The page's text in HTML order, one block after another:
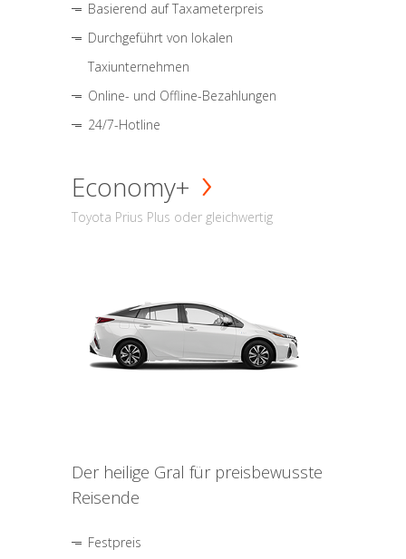
Basierend auf Taxameterpreis
Durchgeführt von lokalen
Taxiunternehmen
Online- und Offline-Bezahlungen
24/7-Hotline
Economy+
Toyota Prius Plus oder gleichwertig
Der heilige Gral für preisbewusste
Reisende
Festpreis